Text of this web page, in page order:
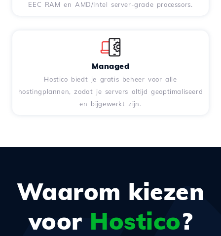
EEC RAM en AMD/Intel server-grade processors.
Managed
Hostico biedt je gratis beheer voor alle
hostingplannen, zodat je servers altijd geoptimaliseerd
en bijgewerkt zijn.
Waarom kiezen
voor Hostico?